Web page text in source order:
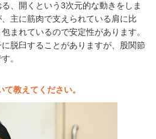
、開くという3次元的な動きをしま
主に筋肉で支えられている肩に比
まれているので安定性があります。
脱臼することがありますが、股関節
。
教えてください。